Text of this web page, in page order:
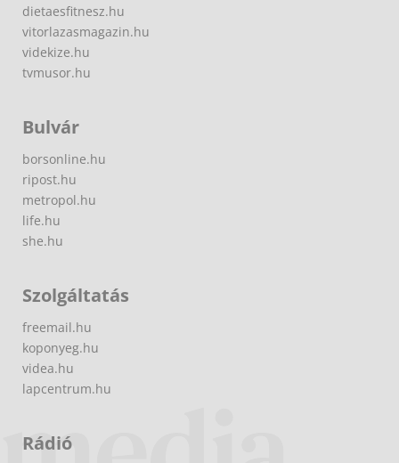
dietaesfitnesz.hu
vitorlazasmagazin.hu
videkize.hu
tvmusor.hu
Bulvár
borsonline.hu
ripost.hu
metropol.hu
life.hu
she.hu
Szolgáltatás
freemail.hu
koponyeg.hu
videa.hu
lapcentrum.hu
Rádió